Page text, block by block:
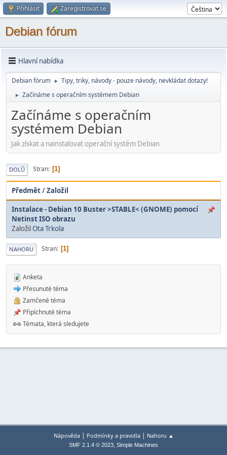
Přihlásit Zaregistrovat se
Debian fórum
Hlavní nabídka
Debian fórum ► Tipy, triky, návody - pouze návody, nevkládat dotazy!
► Začínáme s operačním systémem Debian
Začínáme s operačním
systémem Debian
Jak získat a nainstalovat operační systém Debian
DOLŮ Stran 1
Předmět/Založil
Instalace - Debian 10 Buster >STABLE< (GNOME) pomocí
Netinst ISO obrazu
Založil Ota Trkola
NAHORU Stran 1
Anketa
Přesunuté téma
Zamčené téma
Připíchnuté téma
Témata, která sledujete
Nápověda| Podmínky a pravidla| Nahoru ▲
SMF 2.1.4 © 2023, Simple Machines